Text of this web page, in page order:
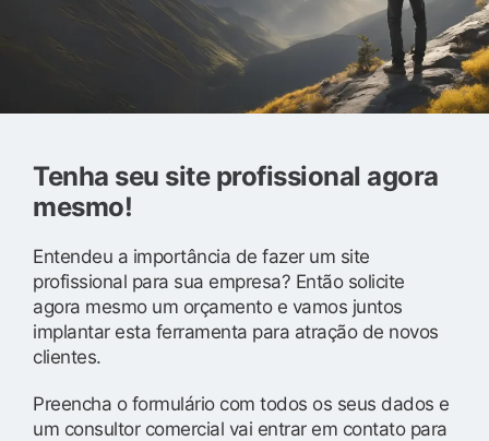
Tenha seu site profissional agora
mesmo!
Entendeu a importância de fazer um site
profissional para sua empresa? Então solicite
agora mesmo um orçamento e vamos juntos
implantar esta ferramenta para atração de novos
clientes.
Preencha o formulário com todos os seus dados e
um consultor comercial vai entrar em contato para